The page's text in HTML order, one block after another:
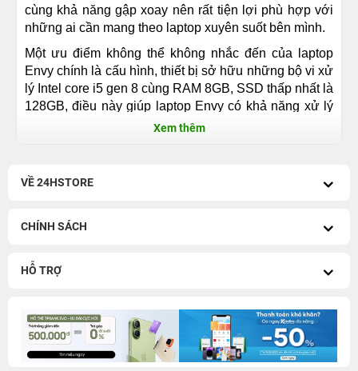
cùng khả năng gập xoay nên rất tiện lợi phù hợp với
những ai cần mang theo laptop xuyên suốt bên mình.
Một ưu điểm không thể không nhắc đến của laptop
Envy chính là cấu hình, thiết bị sở hữu những bộ vi xử
lý Intel core i5 gen 8 cùng RAM 8GB, SSD thấp nhất là
128GB, điều này giúp laptop Envy có khả năng xử lý
mọi dữ liệu và đa nhiệm với tốc độ nhanh, Envy thừa
tác của người dùng diễn ra trơn tru, không giật, lag.
laptop.
Những lỗi Laptop HP Envy hay gặp phải
và cách khắc phục
hoạt động người dùng không nên hoang mang và
không nên tự sửa chữa khi không có chuyên môn dễ
khiến cho thiết bị trở năng và ảnh hưởng đến một số
Xem thêm
VỀ 24HSTORE
CHÍNH SÁCH
HỖ TRỢ